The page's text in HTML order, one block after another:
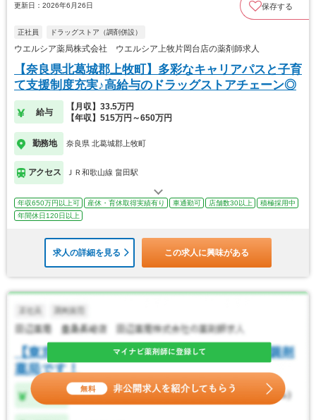
更新日：2026年6月26日 保存する
正社員 ドラッグストア（調剤併設）
ウエルシア薬局株式会社 ウエルシア上牧片岡台店の薬剤師求人
【奈良県北葛城郡上牧町】多彩なキャリアパスと子育
て支援制度充実♪高給与のドラッグストアチェーン◎
給与
【月収】33.5万円
【年収】515万円～650万円
勤務地 奈良県 北葛城郡上牧町
アクセス ＪＲ和歌山線 畠田駅
年収650万円以上可 産休・育休取得実績有り 車通勤可 店舗数30以上
積極採用中
年間休日120日以上
求人の詳細を見る この求人に興味がある